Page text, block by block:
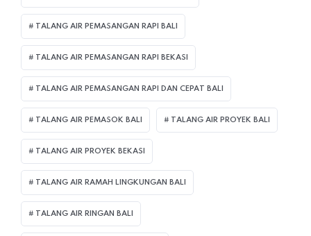
TALANG AIR PEMASANGAN RAPI BALI
TALANG AIR PEMASANGAN RAPI BEKASI
TALANG AIR PEMASANGAN RAPI DAN CEPAT BALI
TALANG AIR PEMASOK BALI TALANG AIR PROYEK BALI
TALANG AIR PROYEK BEKASI
TALANG AIR RAMAH LINGKUNGAN BALI
TALANG AIR RINGAN BALI